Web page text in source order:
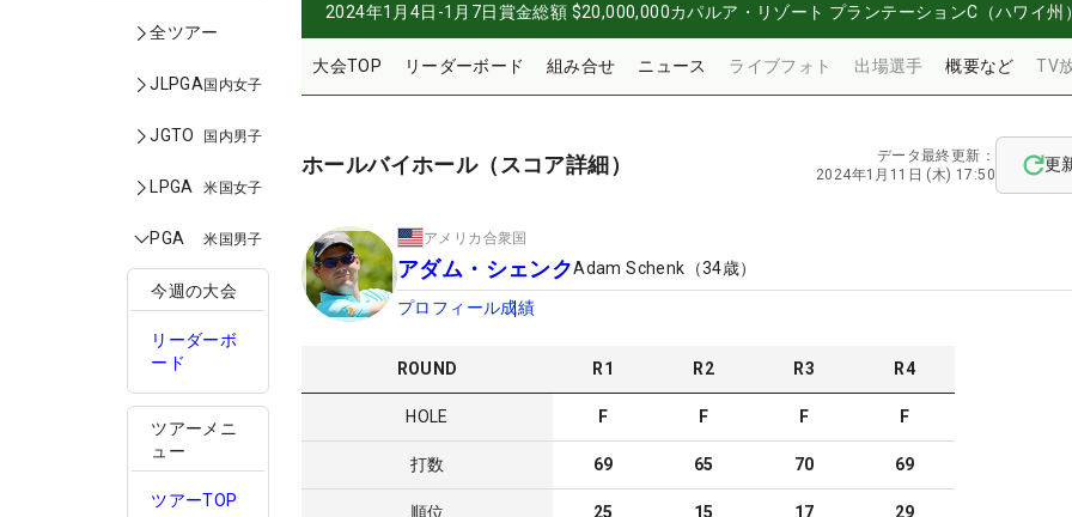
全ツアー
JLPGA国内女子
JGTO 国内男子
LPGA 米国女子
PGA 米国男子
今週の大会
リーダーボ
ード
ツアーメニ
ュー
ツアーTOP
2024年1月4日-1月7日賞金総額 $20,000,000カパルア・リゾート プランテーションC（ハワイ州
大会TOP リーダーボード 組み合せ ニュース ライブフォト 出場選手 概要など TV
ホールバイホール（スコア詳細）
データ最終更新：
2024年1月11日 (木) 17:50
更
アメリカ合衆国
アダム・シェンクAdam Schenk （34歳）
プロフィール成績
ROUND R1 R2 R3 R4
HOLE F F F F
打数 69 65 70 69
順位 25 15 17 29